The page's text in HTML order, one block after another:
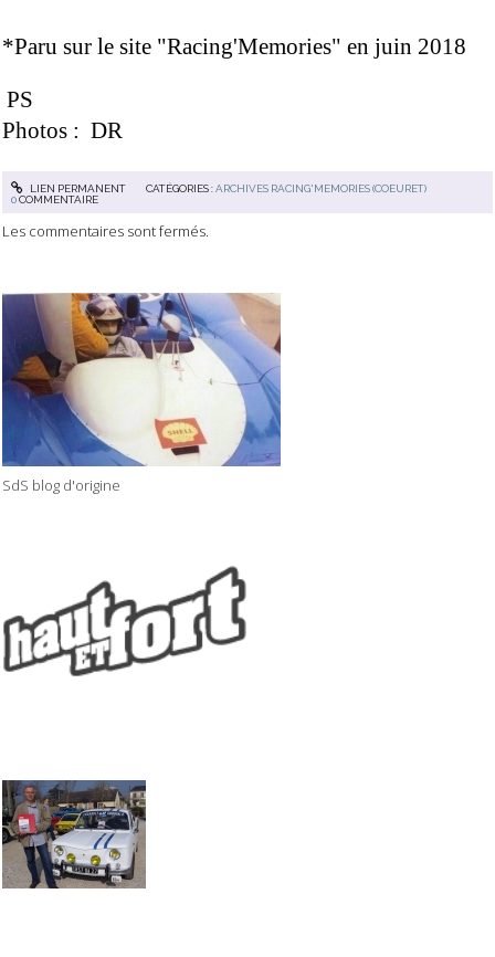
SdS blog d'origine
*Paru sur le site "Racing'Memories" en juin 2018
PS
Photos : DR
LIEN PERMANENT CATÉGORIES :ARCHIVES RACING'MEMORIES (COEURET)
0COMMENTAIRE
Les commentaires sont fermés.